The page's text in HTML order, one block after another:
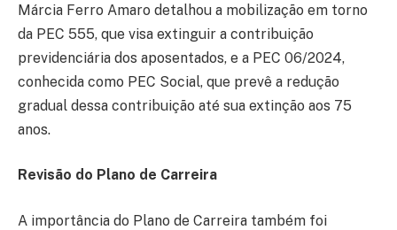
Márcia Ferro Amaro detalhou a mobilização em torno
da PEC 555, que visa extinguir a contribuição
previdenciária dos aposentados, e a PEC 06/2024,
conhecida como PEC Social, que prevê a redução
gradual dessa contribuição até sua extinção aos 75
anos.
Revisão do Plano de Carreira
A importância do Plano de Carreira também foi